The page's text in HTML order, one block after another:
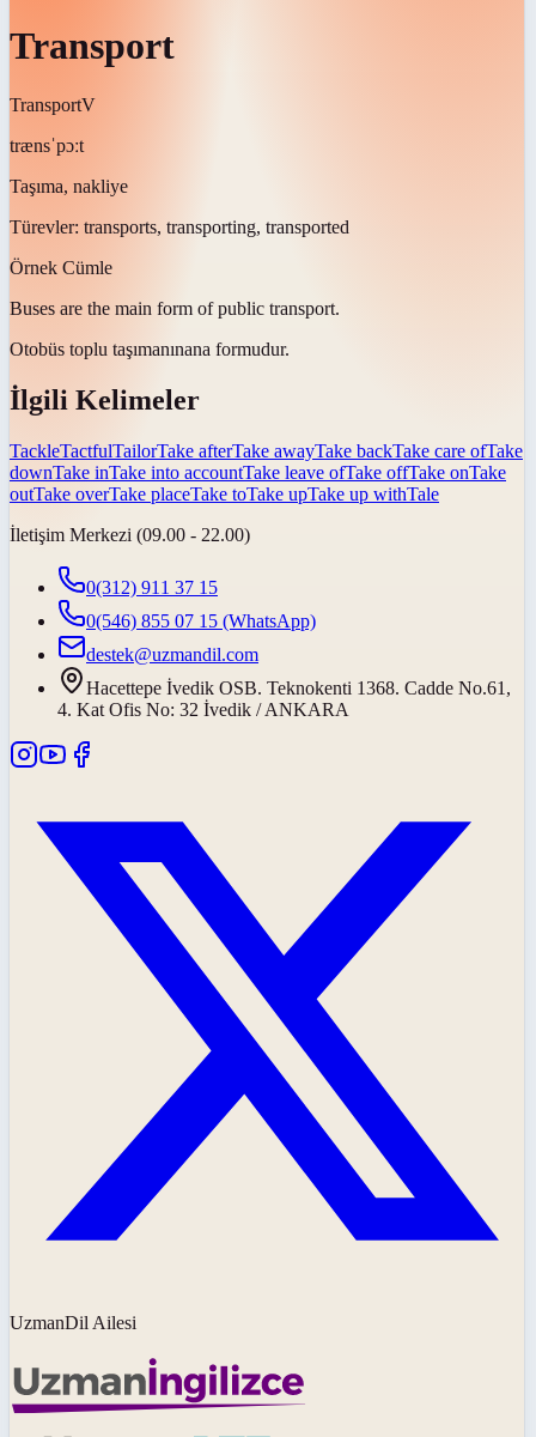
Transport
TransportV
trænsˈpɔːt
Taşıma, nakliye
Türevler: transports, transporting, transported
Örnek Cümle
Buses are the main form of public transport.
Otobüs toplu taşımanınana formudur.
İlgili Kelimeler
TackleTactfulTailorTake afterTake awayTake backTake care ofTake
downTake inTake into accountTake leave ofTake offTake onTake
outTake overTake placeTake toTake upTake up withTale
İletişim Merkezi (09.00 - 22.00)
0(312) 911 37 15
0(546) 855 07 15 (WhatsApp)
destek@uzmandil.com
Hacettepe İvedik OSB. Teknokenti 1368. Cadde No.61,
4. Kat Ofis No: 32 İvedik / ANKARA
UzmanDil Ailesi